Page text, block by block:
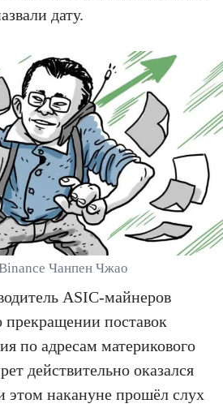
дату.
Чанпен Чжао
ASIC-майнеров
поставок
по адресам материкового
действительно оказался
накануне прошёл слух